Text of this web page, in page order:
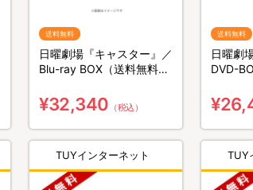
送料無料
日曜劇場『キャスター』／
Blu-ray BOX（送料無料・
¥32,340 （税込）
送料無料
日曜劇
DVD-
TUYインターネット TUY